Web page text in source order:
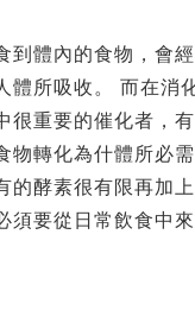
到體內的食物，會
體所吸收。 而在消
很重要的催化者，
物轉化為什體所必
的酵素很有限再加上
須要從日常飲食中來